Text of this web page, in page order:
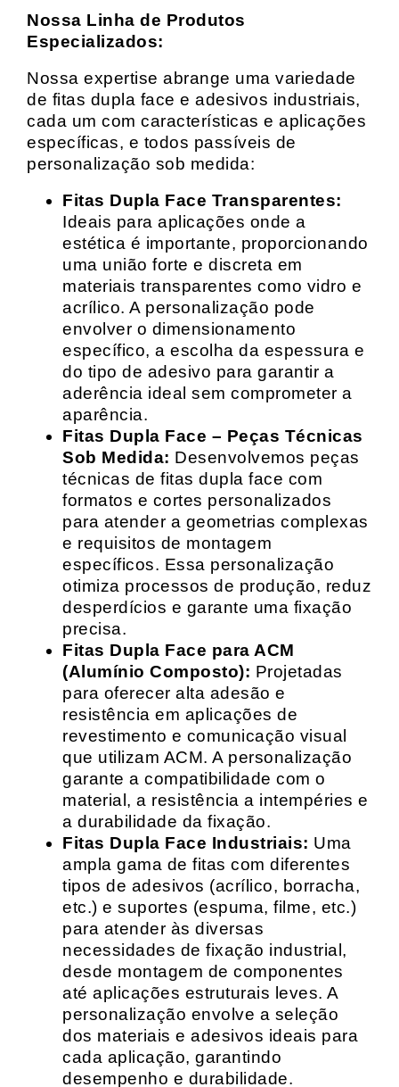
Nossa Linha de Produtos
Especializados:
Nossa expertise abrange uma variedade
de fitas dupla face e adesivos industriais,
cada um com características e aplicações
específicas, e todos passíveis de
personalização sob medida:
Fitas Dupla Face Transparentes:
Ideais para aplicações onde a
estética é importante, proporcionando
uma união forte e discreta em
materiais transparentes como vidro e
acrílico. A personalização pode
envolver o dimensionamento
específico, a escolha da espessura e
do tipo de adesivo para garantir a
aderência ideal sem comprometer a
aparência.
Fitas Dupla Face – Peças Técnicas
Sob Medida: Desenvolvemos peças
técnicas de fitas dupla face com
formatos e cortes personalizados
para atender a geometrias complexas
e requisitos de montagem
específicos. Essa personalização
otimiza processos de produção, reduz
desperdícios e garante uma fixação
precisa.
Fitas Dupla Face para ACM
(Alumínio Composto): Projetadas
para oferecer alta adesão e
resistência em aplicações de
revestimento e comunicação visual
que utilizam ACM. A personalização
garante a compatibilidade com o
material, a resistência a intempéries e
a durabilidade da fixação.
Fitas Dupla Face Industriais: Uma
ampla gama de fitas com diferentes
tipos de adesivos (acrílico, borracha,
etc.) e suportes (espuma, filme, etc.)
para atender às diversas
necessidades de fixação industrial,
desde montagem de componentes
até aplicações estruturais leves. A
personalização envolve a seleção
dos materiais e adesivos ideais para
cada aplicação, garantindo
desempenho e durabilidade.